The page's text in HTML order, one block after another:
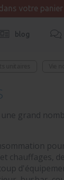
votre
blog
grand
chauffages,